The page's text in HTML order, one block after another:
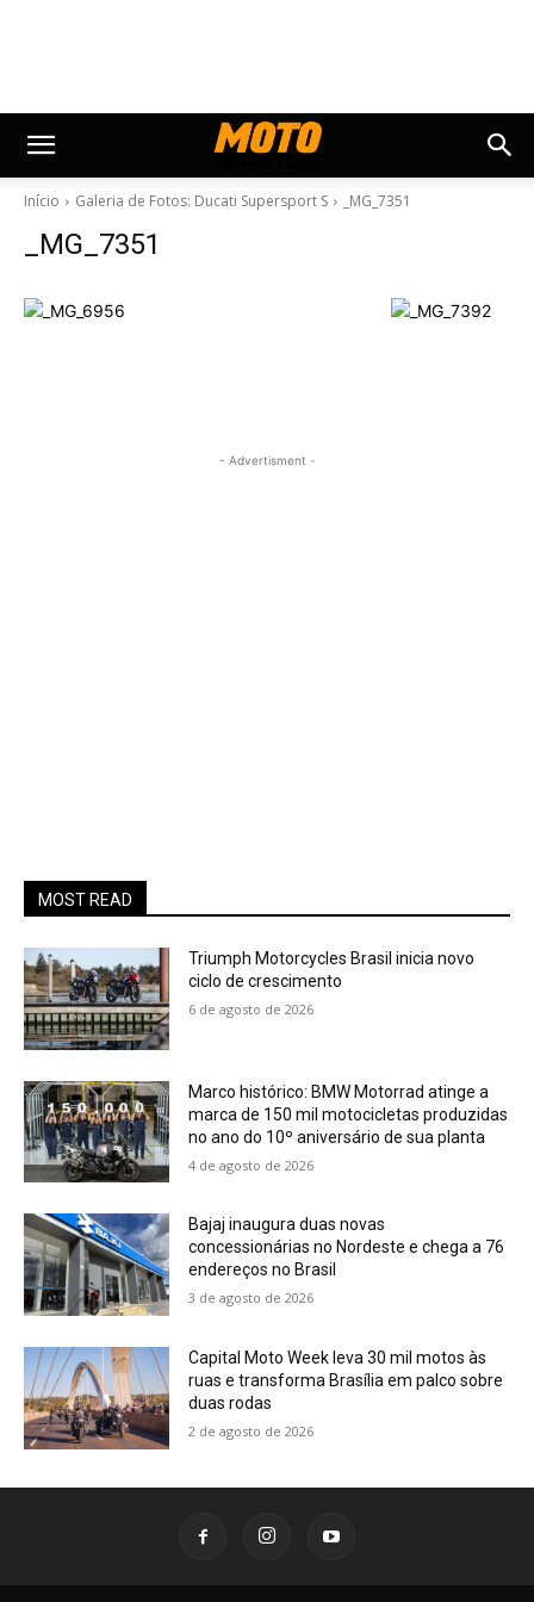
Início Galeria de Fotos: Ducati Supersport S _MG_7351
_MG_7351
- Advertisment -
MOST READ
Triumph Motorcycles Brasil inicia novo
ciclo de crescimento
6 de agosto de 2026
Marco histórico: BMW Motorrad atinge a
marca de 150 mil motocicletas produzidas
no ano do 10º aniversário de sua planta
4 de agosto de 2026
Bajaj inaugura duas novas
concessionárias no Nordeste e chega a 76
endereços no Brasil
3 de agosto de 2026
Capital Moto Week leva 30 mil motos às
ruas e transforma Brasília em palco sobre
duas rodas
2 de agosto de 2026